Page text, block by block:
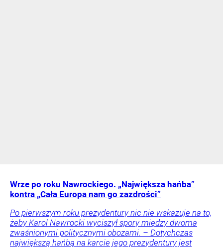
Wrze po roku Nawrockiego. „Największa hańba”
kontra „Cała Europa nam go zazdrości”
Po pierwszym roku prezydentury nic nie wskazuje na to,
żeby Karol Nawrocki wyciszył spory między dwoma
zwaśnionymi politycznymi obozami. – Dotychczas
największą hańbą na karcie jego prezydentury jest